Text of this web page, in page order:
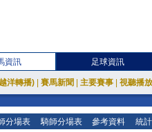
資訊 足球資訊
洋轉播) 賽馬新聞 主要賽事 視聽播
分場表 騎師分場表 參考資料 統